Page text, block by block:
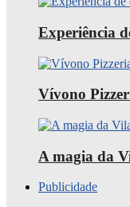
Experiência
Vívono
A magia da
Publicidade